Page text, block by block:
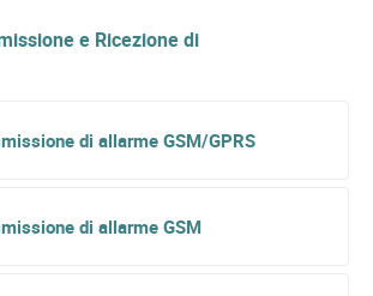
e Ricezione di
di allarme GSM/GPRS
di allarme GSM